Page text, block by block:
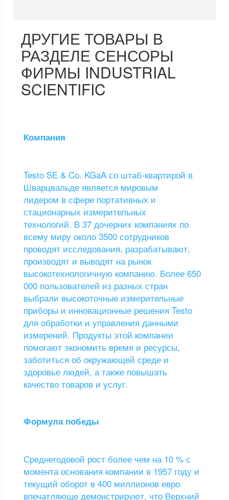
ДРУГИЕ ТОВАРЫ В
РАЗДЕЛЕ СЕНСОРЫ
ФИРМЫ INDUSTRIAL
SCIENTIFIC
Компания
Testo SE & Co. KGaA со штаб-квартирой в
Шварцвальде является мировым
лидером в сфере портативных и
стационарных измерительных
технологий. В 37 дочерних компаниях по
всему миру около 3500 сотрудников
проводят исследования, разрабатывают,
производят и выводят на рынок
высокотехнологичную компанию. Более 650
000 пользователей из разных стран
выбрали высокоточные измерительные
приборы и инновационные решения Testo
для обработки и управления данными
измерений. Продукты этой компании
помогают экономить время и ресурсы,
заботиться об окружающей среде и
здоровье людей, а также повышать
качество товаров и услуг.
Формула победы
Среднегодовой рост более чем на 10 % с
момента основания компании в 1957 году и
текущий оборот в 400 миллионов евро
впечатляюще демонстрируют, что Верхний